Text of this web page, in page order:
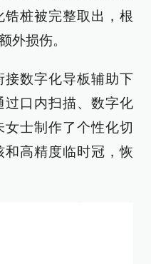
桩被完整取出，根
外损伤。
接数字化导板辅助下
过口内扫描、数字化
士制作了个性化切
高精度临时冠，恢